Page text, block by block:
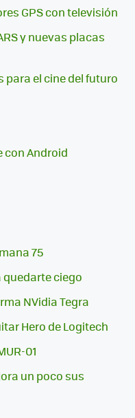
GPS con televisión
y nuevas placas
el cine del futuro
con Android
75
quedarte ciego
NVidia Tegra
Hero de Logitech
01
un poco sus